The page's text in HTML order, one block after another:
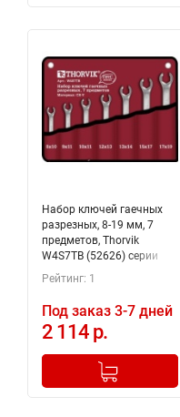
Набор ключей гаечных
разрезных, 8-19 мм, 7
предметов, Thorvik
W4S7TB (52626) серии
ARC в сумке
Рейтинг: 1
Под заказ 3-7 дней
2 114 р.
+
Добавлено в корзину